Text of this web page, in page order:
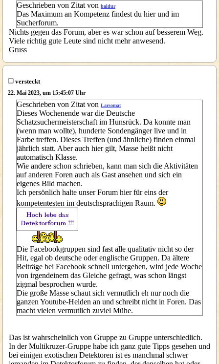
Geschrieben von Zitat von baldur
Das Maximum an Kompetenz findest du hier und im
Sucherforum.
Nichts gegen das Forum, aber es war schon auf besserem Weg.
Viele richtig gute Leute sind nicht mehr anwesend.
Gruss
versteckt
22. Mai 2023, um 15:45:07 Uhr
Geschrieben von Zitat von Larsomat
Dieses Wochenende war die Deutsche
Schatzsuchermeisterschaft im Hunsrück. Da konnte man
(wenn man wollte), hunderte Sondengänger live und in
Farbe treffen. Dieses Treffen (und ähnliche) finden einmal
jährlich statt. Aber auch hier gilt, Masse heißt nicht
automatisch Klasse.
Wie andere schon schrieben, kann man sich die Aktivitäten
auf anderen Foren auch als Gast ansehen und sich ein
eigenes Bild machen.
Ich persönlich halte unser Forum hier für eins der
kompetentesten im deutschsprachigen Raum.
Die Facebookgruppen sind fast alle qualitativ nicht so der
Hit, egal ob deutsche oder englische Gruppen. Da ältere
Beiträge bei Facebook schnell untergehen, wird jede Woche
von irgendeinem das Gleiche gefragt, was schon längst
zigmal besprochen wurde.
Die große Masse schaut sich vermutlich eh nur noch die
ganzen Youtube-Helden an und schreibt nicht in Foren. Das
macht vielen vermutlich zuviel Mühe.
Das ist wahrscheinlich von Gruppe zu Gruppe unterschiedlich.
In der Multikruzer-Gruppe habe ich ganz gute Tipps gesehen und
bei einigen exotischen Detektoren ist es manchmal schwer